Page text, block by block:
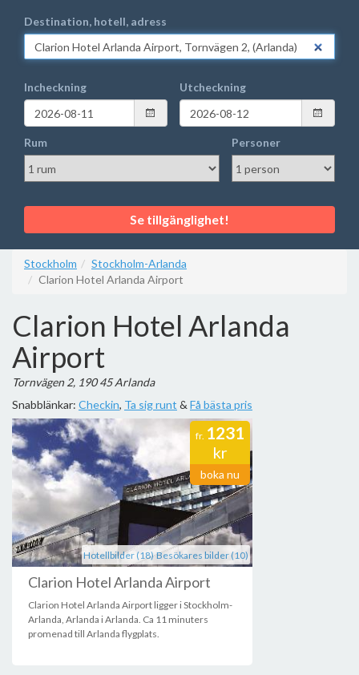
Destination, hotell, adress
Incheckning Utcheckning
Rum Personer
Se tillgänglighet!
Stockholm
Stockholm-Arlanda
Clarion Hotel Arlanda Airport
Clarion Hotel Arlanda
Airport
Tornvägen 2, 190 45 Arlanda
Snabblänkar: Checkin, Ta sig runt & Få bästa pris
fr. 1231
kr
boka nu
Hotellbilder (18) Besökares bilder (10)
Clarion Hotel Arlanda Airport
Clarion Hotel Arlanda Airport ligger i Stockholm-
Arlanda, Arlanda i Arlanda. Ca 11 minuters
promenad till Arlanda flygplats.